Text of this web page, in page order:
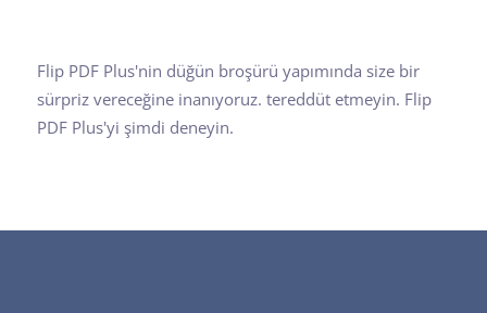
Flip PDF Plus'nin düğün broşürü yapımında size bir
sürpriz vereceğine inanıyoruz. tereddüt etmeyin. Flip
PDF Plus'yi şimdi deneyin.